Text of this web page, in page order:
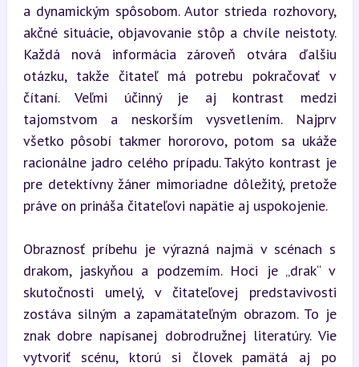
a dynamickým spôsobom. Autor strieda rozhovory,
akčné situácie, objavovanie stôp a chvíle neistoty.
Každá nová informácia zároveň otvára ďalšiu
otázku, takže čitateľ má potrebu pokračovať v
čítaní. Veľmi účinný je aj kontrast medzi
tajomstvom a neskorším vysvetlením. Najprv
všetko pôsobí takmer hororovo, potom sa ukáže
racionálne jadro celého prípadu. Takýto kontrast je
pre detektívny žáner mimoriadne dôležitý, pretože
práve on prináša čitateľovi napätie aj uspokojenie.
Obraznosť príbehu je výrazná najmä v scénach s
drakom, jaskyňou a podzemím. Hoci je „drak“ v
skutočnosti umelý, v čitateľovej predstavivosti
zostáva silným a zapamätateľným obrazom. To je
znak dobre napísanej dobrodružnej literatúry. Vie
vytvoriť scénu, ktorú si človek pamätá aj po